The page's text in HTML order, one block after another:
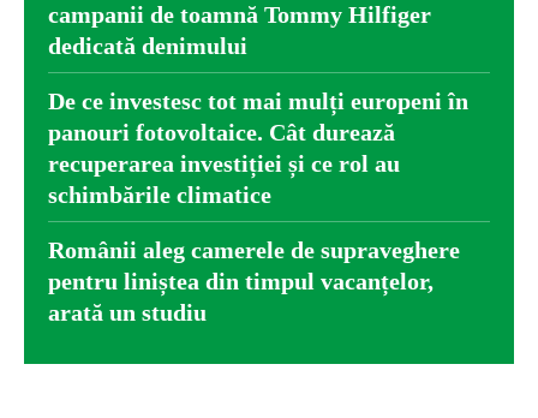
campanii de toamnă Tommy Hilfiger
dedicată denimului
De ce investesc tot mai mulți europeni în
panouri fotovoltaice. Cât durează
recuperarea investiției și ce rol au
schimbările climatice
Românii aleg camerele de supraveghere
pentru liniștea din timpul vacanțelor,
arată un studiu